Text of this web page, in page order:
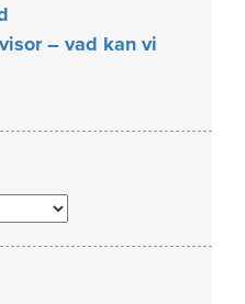
– vad kan vi